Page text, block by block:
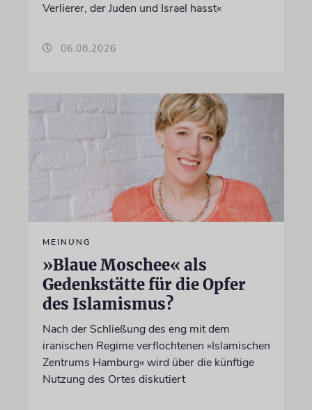
Verlierer, der Juden und Israel hasst«
06.08.2026
MEINUNG
»Blaue Moschee« als
Gedenkstätte für die Opfer
des Islamismus?
Nach der Schließung des eng mit dem
iranischen Regime verflochtenen »Islamischen
Zentrums Hamburg« wird über die künftige
Nutzung des Ortes diskutiert